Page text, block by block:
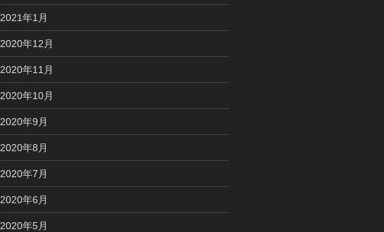
2021年1月
2020年12月
2020年11月
2020年10月
2020年9月
2020年8月
2020年7月
2020年6月
2020年5月